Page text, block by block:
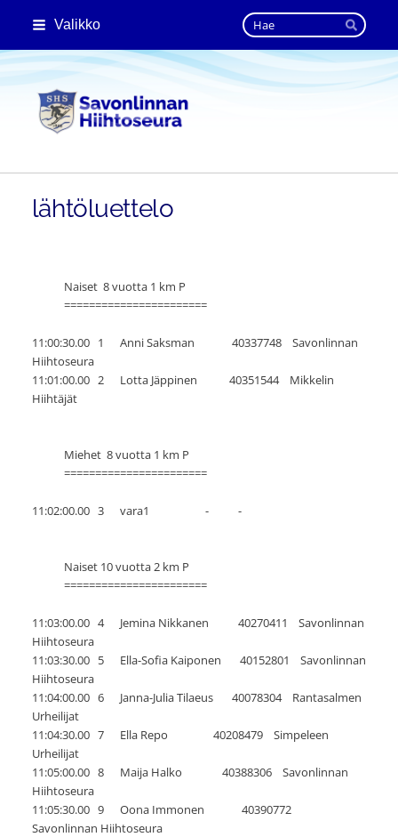
Siirry
sisältöön
Valikko Haku
Hae
Savonlinnan Hiihtoseura
lähtöluettelo
Naiset 8 vuotta 1 km P
=======================
11:00:30.00 1 Anni Saksman 40337748 Savonlinnan
Hiihtoseura
11:01:00.00 2 Lotta Jäppinen 40351544 Mikkelin
Hiihtäjät
Miehet 8 vuotta 1 km P
=======================
11:02:00.00 3 vara1 - -
Naiset 10 vuotta 2 km P
=======================
11:03:00.00 4 Jemina Nikkanen 40270411 Savonlinnan
Hiihtoseura
11:03:30.00 5 Ella-Sofia Kaiponen 40152801 Savonlinnan
Hiihtoseura
11:04:00.00 6 Janna-Julia Tilaeus 40078304 Rantasalmen
Urheilijat
11:04:30.00 7 Ella Repo 40208479 Simpeleen
Urheilijat
11:05:00.00 8 Maija Halko 40388306 Savonlinnan
Hiihtoseura
11:05:30.00 9 Oona Immonen 40390772
Savonlinnan Hiihtoseura